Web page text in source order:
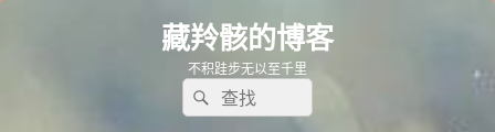
藏羚骸的博客
不积跬步无以至千里
Search
for:
Search